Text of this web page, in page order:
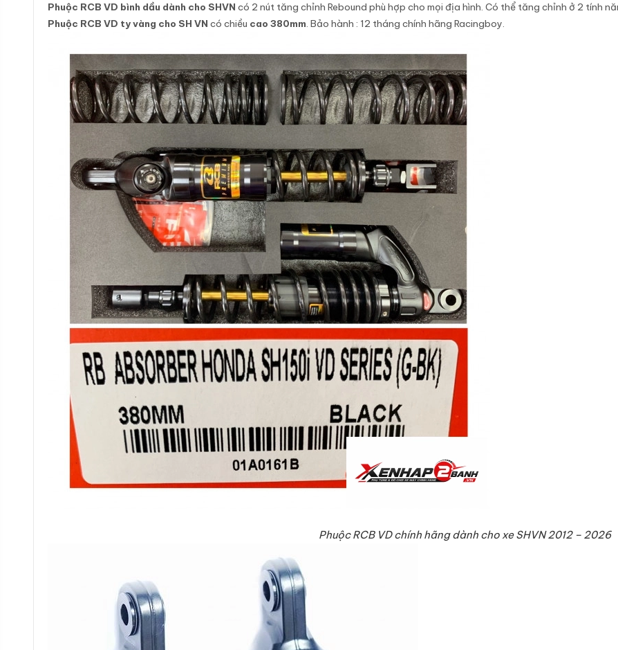
Phuộc RCB VD bình dầu dành cho SHVN có 2 nút tăng chỉnh Rebound phù hợp cho mọi địa hình. Có thể tăng chỉnh ở 2 tính
Phuộc RCB VD ty vàng cho SH VN có chiều cao 380mm. Bảo hành : 12 tháng chính hãng Racingboy.
Phuộc RCB VD chính hãng dành cho xe SHVN 2012 – 2026